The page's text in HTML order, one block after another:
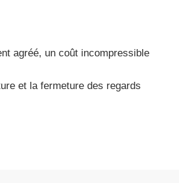
agréé, un coût incompressible
et la fermeture des regards